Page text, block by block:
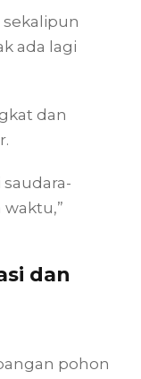
ada lagi
dan
dan
pohon